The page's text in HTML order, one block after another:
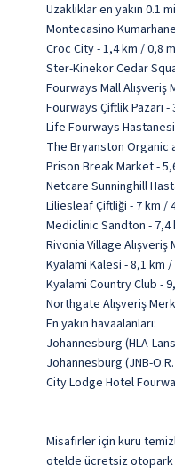
Uzaklıklar en yakın
Montecasino
Croc City - 1,4 km / 0,8
Ster-Kinekor Cedar
Fourways Mall Alışveriş
Fourways Çiftlik Pazarı -
Life Fourways
The Bryanston Organic
Prison Break Market -
Netcare Sunninghill
Liliesleaf Çiftliği - 7 km /
Mediclinic Sandton - 7,4
Rivonia Village
Kyalami Kalesi - 8,1 km /
Kyalami Country Club -
Northgate Alışveriş
En yakın havaalanları:
Johannesburg (HLA-
Johannesburg (JNB-
City Lodge Hotel
Misafirler için kuru
otelde ücretsiz otopark